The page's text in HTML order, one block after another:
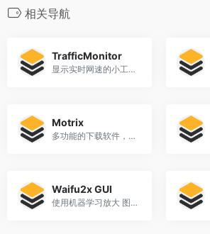
相关导航
TrafficMonitor
显示实时网速的小工具，兼流量统计
Motrix
多功能的下载软件，基于Aria2
Waifu2x GUI
使用机器学习放大 图片/视频/GIF 以及 视频插帧(补帧)